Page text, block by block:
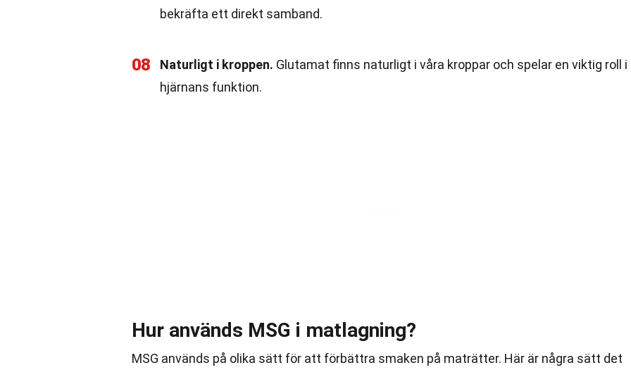
bekräfta ett direkt samband.
08 Naturligt i kroppen. Glutamat finns naturligt i våra kroppar och spelar en viktig roll i
hjärnans funktion.
Hur används MSG i matlagning?
MSG används på olika sätt för att förbättra smaken på maträtter. Här är några sätt det